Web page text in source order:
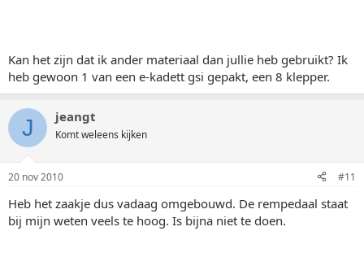
Kan het zijn dat ik ander materiaal dan jullie heb gebruikt? Ik
heb gewoon 1 van een e-kadett gsi gepakt, een 8 klepper.
J jeangt
Komt weleens kijken
20 nov 2010 #11
Heb het zaakje dus vadaag omgebouwd. De rempedaal staat
bij mijn weten veels te hoog. Is bijna niet te doen.